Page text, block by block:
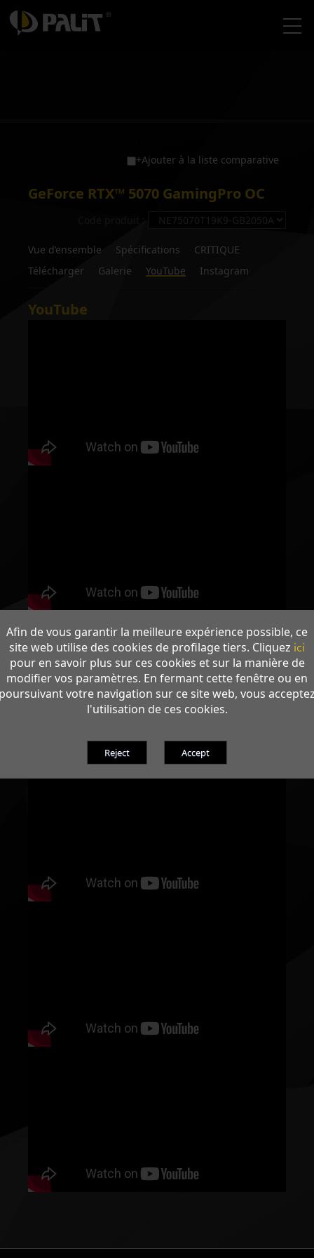
Afin de vous garantir la meilleure expérience possible, ce
site web utilise des cookies de profilage tiers. Cliquez ici
pour en savoir plus sur ces cookies et sur la manière de
modifier vos paramètres. En fermant cette fenêtre ou en
votre navigation sur ce site web, vous
l'utilisation de ces cookies.
+Ajouter à la liste comparative
GeForce RTX™ 5070 GamingPro OC
Vue d’ensemble Spécifications
CRITIQUE
Télécharger
Galerie YouTube Instagram
YouTube